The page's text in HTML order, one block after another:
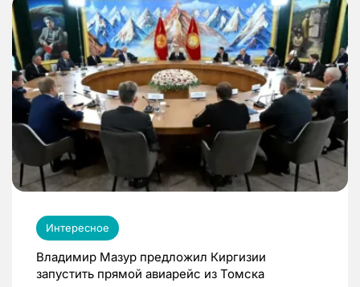
Интересное
Владимир Мазур предложил Киргизии
запустить прямой авиарейс из Томска